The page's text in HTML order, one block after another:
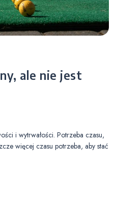
ale nie jest
i wytrwałości. Potrzeba czasu,
więcej czasu potrzeba, aby stać